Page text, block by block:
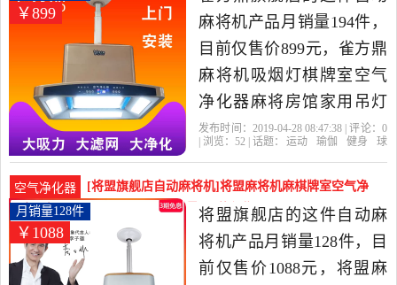
广东 中山发货。
￥899
麻将机产品月销量194件，
目前仅售价899元，雀方鼎
麻将机吸烟灯棋牌室空气
净化器麻将房馆家用吊灯
艾灸抽烟机是2019年雀方
身,球迷用品当中性价比很
高的自动麻将机，由上海
发货。
发布时间：2019-04-28 08:47:38 | 评论： 0
| 浏览： 52 | 话题： 运动 瑜伽 健身
球
空气净化器
[将盟旗舰店自动麻将机]将盟麻将机麻棋牌室空气净
化器抽烟机排月销量128件仅售1088元
￥1088
月销量128件
将盟旗舰店的这件自动麻
将机产品月销量128件，目
前仅售价1088元，将盟麻